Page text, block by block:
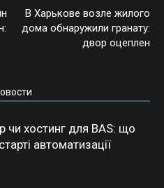
В Харькове возле жилого
дома обнаружили гранату:
двор оцеплен
чи хостинг для BAS: що
автоматизації